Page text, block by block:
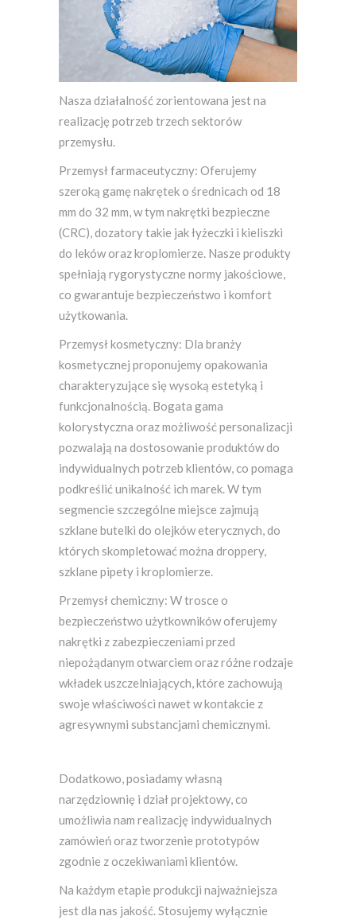
Nasza działalność zorientowana jest na
realizację potrzeb trzech sektorów
przemysłu.
Przemysł farmaceutyczny: Oferujemy
szeroką gamę nakrętek o średnicach od 18
mm do 32 mm, w tym nakrętki bezpieczne
(CRC), dozatory takie jak łyżeczki i kieliszki
do leków oraz kroplomierze. Nasze produkty
spełniają rygorystyczne normy jakościowe,
co gwarantuje bezpieczeństwo i komfort
użytkowania.
Przemysł kosmetyczny: Dla branży
kosmetycznej proponujemy opakowania
charakteryzujące się wysoką estetyką i
funkcjonalnością. Bogata gama
kolorystyczna oraz możliwość personalizacji
pozwalają na dostosowanie produktów do
indywidualnych potrzeb klientów, co pomaga
podkreślić unikalność ich marek. W tym
segmencie szczególne miejsce zajmują
szklane butelki do olejków eterycznych, do
których skompletować można droppery,
szklane pipety i kroplomierze.
Przemysł chemiczny: W trosce o
bezpieczeństwo użytkowników oferujemy
nakrętki z zabezpieczeniami przed
niepożądanym otwarciem oraz różne rodzaje
wkładek uszczelniających, które zachowują
swoje właściwości nawet w kontakcie z
agresywnymi substancjami chemicznymi.
Dodatkowo, posiadamy własną
narzędziownię i dział projektowy, co
umożliwia nam realizację indywidualnych
zamówień oraz tworzenie prototypów
zgodnie z oczekiwaniami klientów.
Na każdym etapie produkcji najważniejsza
jest dla nas jakość. Stosujemy wyłącznie